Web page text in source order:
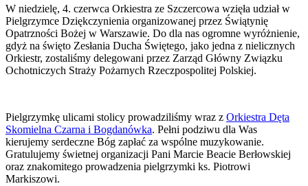
W niedzielę, 4. czerwca Orkiestra ze Szczercowa wzięła udział w
Pielgrzymce Dziękczynienia organizowanej przez Świątynię
Opatrzności Bożej w Warszawie. Do dla nas ogromne wyróżnienie,
gdyż na święto Zesłania Ducha Świętego, jako jedna z nielicznych
Orkiestr, zostaliśmy delegowani przez Zarząd Główny Związku
Ochotniczych Straży Pożarnych Rzeczpospolitej Polskiej.
Pielgrzymkę ulicami stolicy prowadziliśmy wraz z Orkiestra Dęta
Skomielna Czarna i Bogdanówka. Pełni podziwu dla Was
kierujemy serdeczne Bóg zapłać za wspólne muzykowanie.
Gratulujemy świetnej organizacji Pani Marcie Beacie Berłowskiej
oraz znakomitego prowadzenia pielgrzymki ks. Piotrowi
Markiszowi.